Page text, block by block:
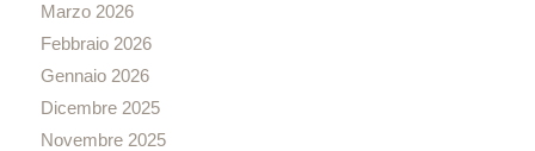
Marzo 2026
Febbraio 2026
Gennaio 2026
Dicembre 2025
Novembre 2025